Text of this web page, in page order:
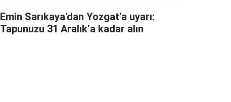
Emin Sarıkaya'dan Yozgat'a uyarı:
Tapunuzu 31 Aralık’a kadar alın